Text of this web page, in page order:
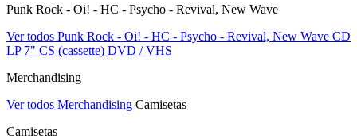
Punk Rock - Oi! - HC - Psycho - Revival, New Wave
Ver todos Punk Rock - Oi! - HC - Psycho - Revival, New Wave CD
LP 7" CS (cassette) DVD / VHS
Merchandising
Ver todos Merchandising Camisetas
Camisetas